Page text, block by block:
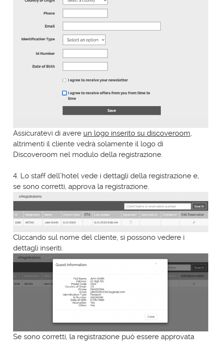
Assicuratevi di avere un logo inserito su discoveroom
altrimenti il cliente vedrà solamente il logo di
Discoveroom nel modulo della registrazione.
4. Lo staff dell’hotel vede i dettagli della registrazione e,
se sono corretti, approva la registrazione.
Cliccando sul nome del cliente, si possono vedere i
dettagli inseriti.
Se sono corretti, la registrazione può essere approvata